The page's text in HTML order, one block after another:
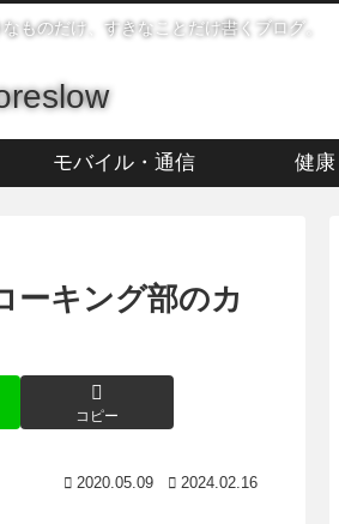
ものだけ、すきなことだけ書くブログ。
モバイル・通信 健康
ーキング部のカ
コピー
2020.05.09 2024.02.16